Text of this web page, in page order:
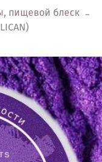
пищевой блеск